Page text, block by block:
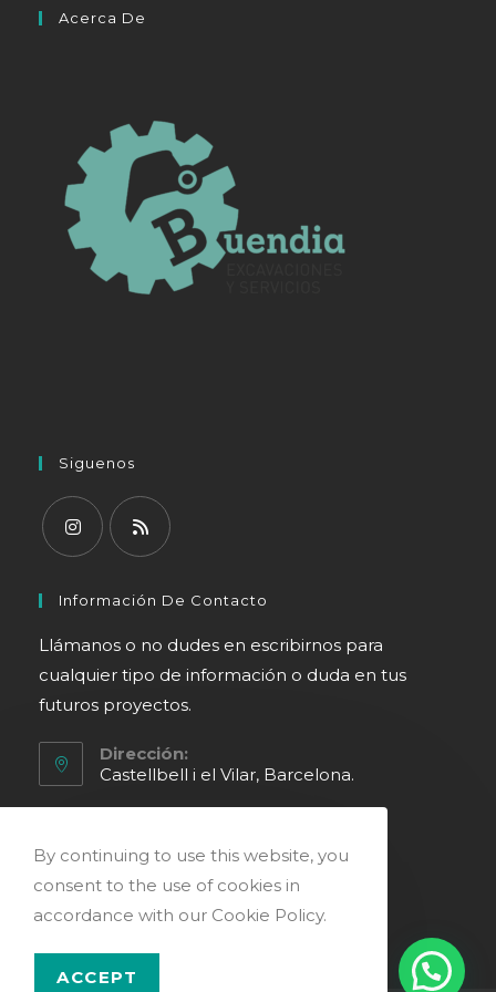
Acerca De
Siguenos
abre
una
nueva
pestaña
abre
una
nueva
pestaña
Información De Contacto
Llámanos o no dudes en escribirnos para
cualquier tipo de información o duda en tus
futuros proyectos.
Dirección:
Castellbell i el Vilar, Barcelona.
Email:
info@excavacionesbuendia.es
aplicación
By continuing to use this website, you
consent to the use of cookies in
accordance with our Cookie Policy.
ACCEPT